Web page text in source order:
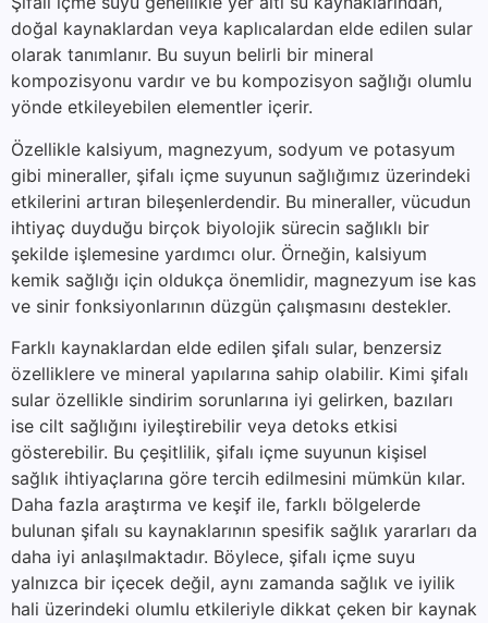
doğal kaynaklardan veya kaplıcalardan elde edilen sular
olarak tanımlanır. Bu suyun belirli bir mineral
kompozisyonu vardır ve bu kompozisyon sağlığı olumlu
yönde etkileyebilen elementler içerir.
Özellikle kalsiyum, magnezyum, sodyum ve potasyum
gibi mineraller, şifalı içme suyunun sağlığımız üzerindeki
etkilerini artıran bileşenlerdendir. Bu mineraller, vücudun
ihtiyaç duyduğu birçok biyolojik sürecin sağlıklı bir
şekilde işlemesine yardımcı olur. Örneğin, kalsiyum
kemik sağlığı için oldukça önemlidir, magnezyum ise kas
ve sinir fonksiyonlarının düzgün çalışmasını destekler.
Farklı kaynaklardan elde edilen şifalı sular, benzersiz
özelliklere ve mineral yapılarına sahip olabilir. Kimi şifalı
sular özellikle sindirim sorunlarına iyi gelirken, bazıları
ise cilt sağlığını iyileştirebilir veya detoks etkisi
gösterebilir. Bu çeşitlilik, şifalı içme suyunun kişisel
sağlık ihtiyaçlarına göre tercih edilmesini mümkün kılar.
Daha fazla araştırma ve keşif ile, farklı bölgelerde
bulunan şifalı su kaynaklarının spesifik sağlık yararları da
daha iyi anlaşılmaktadır. Böylece, şifalı içme suyu
yalnızca bir içecek değil, aynı zamanda sağlık ve iyilik
hali üzerindeki olumlu etkileriyle dikkat çeken bir kaynak